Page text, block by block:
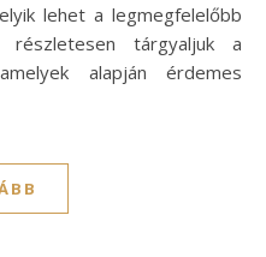
lehet a legmegfelelőbb
részletesen tárgyaljuk a
alapján érdemes